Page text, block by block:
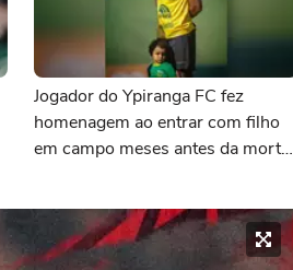
Jogador do Ypiranga FC fez
homenagem ao entrar com filho
em campo meses antes da morte